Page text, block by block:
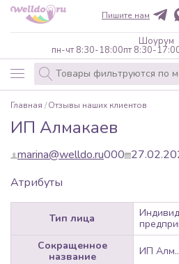
Шоурум
пн-чт 8:30-18:00пт 8:30-
Пишите нам
Главная Отзывы наших клиентов
ИП Алмакаев
marina@welldo.ru000
Атрибуты
Тип лица
Сокращенное
название
ИП